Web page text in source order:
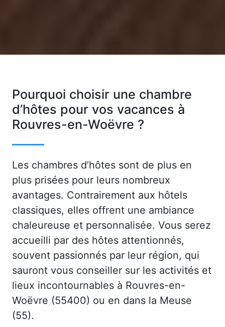
Pourquoi choisir une chambre
d’hôtes pour vos vacances à
Rouvres-en-Woëvre ?
Les chambres d’hôtes sont de plus en
plus prisées pour leurs nombreux
avantages. Contrairement aux hôtels
classiques, elles offrent une ambiance
chaleureuse et personnalisée. Vous serez
accueilli par des hôtes attentionnés,
souvent passionnés par leur région, qui
sauront vous conseiller sur les activités et
lieux incontournables à Rouvres-en-
Woëvre (55400) ou en dans la Meuse
(55).